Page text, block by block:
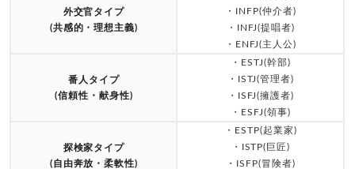
外交官タイプ
(共感的・理想主義)
・INFP(仲介者)
・INFJ(提唱者)
・ENFJ(主人公)
番人タイプ
(信頼性・献身性)
・ESTJ(幹部)
・ISTJ(管理者)
・ISFJ(擁護者)
・ESFJ(領事)
探検家タイプ
(自由奔放・柔軟性)
・ESTP(起業家)
・ISTP(巨匠)
・ISFP(冒険者)